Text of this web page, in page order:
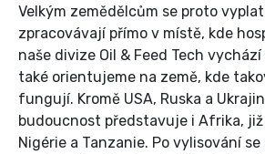
Velkým zemědělcům se proto
zpracovávají přímo v místě, kde
naše divize Oil & Feed Tech
také orientujeme na země, kde
fungují. Kromě USA, Ruska a
budoucnost představuje i Afrika,
Nigérie a Tanzanie. Po vylisování